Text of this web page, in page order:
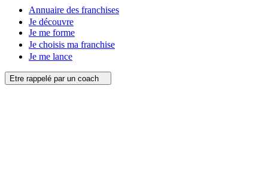
Annuaire des franchises
Je découvre
Je me forme
Je choisis ma franchise
Je me lance
Etre rappelé par un coach